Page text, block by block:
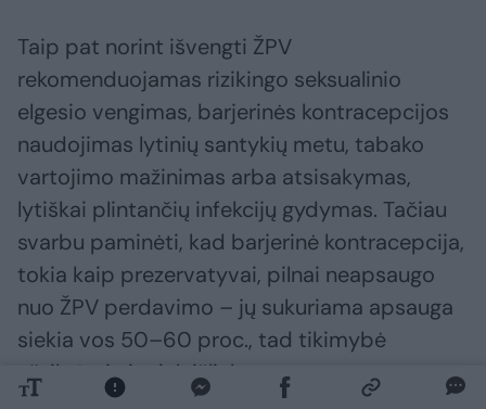
Taip pat norint išvengti ŽPV
rekomenduojamas rizikingo seksualinio
elgesio vengimas, barjerinės kontracepcijos
naudojimas lytinių santykių metu, tabako
vartojimo mažinimas arba atsisakymas,
lytiškai plintančių infekcijų gydymas. Tačiau
svarbu paminėti, kad barjerinė kontracepcija,
tokia kaip prezervatyvai, pilnai neapsaugo
nuo ŽPV perdavimo – jų sukuriama apsauga
siekia vos 50–60 proc., tad tikimybė
užsikrėsti vis tiek išlieka.